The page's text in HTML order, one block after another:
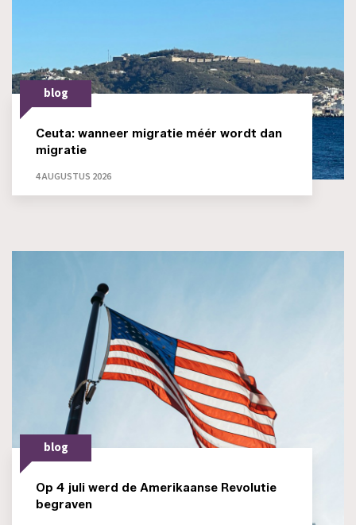
blog
Ceuta: wanneer migratie méér wordt dan
migratie
4 AUGUSTUS 2026
blog
Op 4 juli werd de Amerikaanse Revolutie
begraven